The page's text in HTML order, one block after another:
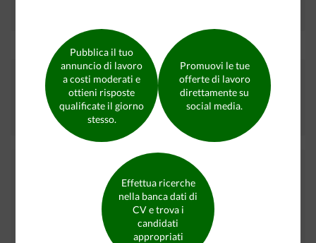
Trova il candidato qualificato che stai cercando
Candidati in cerca di lavoro su vinojobs.it
I tuoi annunci sono presenti inoltre su questi siti:
Pubblica il tuo
annuncio di lavoro
a costi moderati e
ottieni risposte
qualificate il giorno
stesso.
Promuovi le tue
offerte di lavoro
direttamente su
social media.
Effettua ricerche
nella banca dati di
CV e trova i
candidati
appropriati